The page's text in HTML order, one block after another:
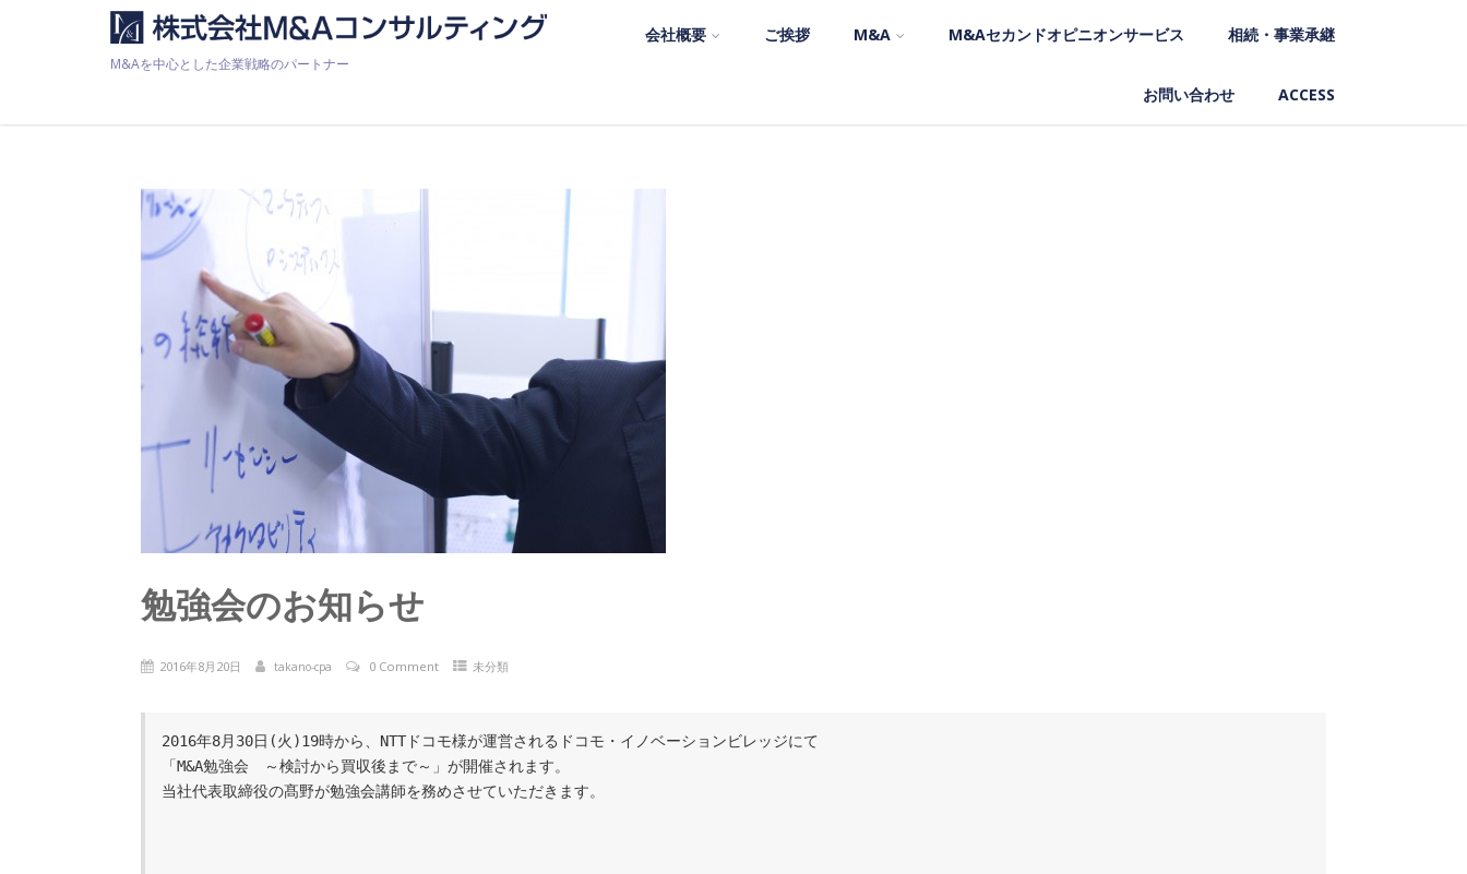
M&Aを中心とした企業戦略のパートナー
会社概要 ご挨拶 M&A M&Aセカンドオピニオンサービス 相続・事業承継
お問い合わせ ACCESS
勉強会のお知らせ
2016年8月20日 takano-cpa 0 Comment 未分類
2016年8月30日(火)19時から、NTTドコモ様が運営されるドコモ・イノベーションビレッジにて
「M&A勉強会　～検討から買収後まで～」が開催されます。
当社代表取締役の髙野が勉強会講師を務めさせていただきます。